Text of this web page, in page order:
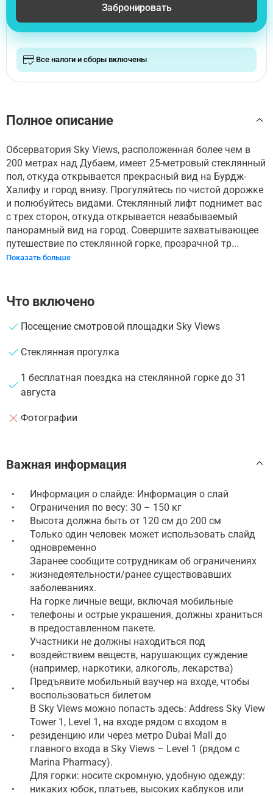
Забронировать
Все налоги и сборы включены
Полное описание
Обсерватория Sky Views, расположенная более чем в
200 метрах над Дубаем, имеет 25-метровый стеклянный
пол, откуда открывается прекрасный вид на Бурдж-
Халифу и город внизу. Прогуляйтесь по чистой дорожке
и полюбуйтесь видами. Стеклянный лифт поднимет вас
с трех сторон, откуда открывается незабываемый
панорамный вид на город. Совершите захватывающее
путешествие по стеклянной горке, прозрачной тр...
Показать больше
Что включено
Посещение смотровой площадки Sky Views
Стеклянная прогулка
1 бесплатная поездка на стеклянной горке до 31
августа
Фотографии
Важная информация
• Информация о слайде: Информация о слай
• Ограничения по весу: 30 – 150 кг
• Высота должна быть от 120 см до 200 см
•
Только один человек может использовать слайд
одновременно
•
Заранее сообщите сотрудникам об ограничениях
жизнедеятельности/ранее существовавших
заболеваниях.
•
На горке личные вещи, включая мобильные
телефоны и острые украшения, должны храниться
в предоставленном пакете.
•
Участники не должны находиться под
воздействием веществ, нарушающих суждение
(например, наркотики, алкоголь, лекарства)
•
Предъявите мобильный ваучер на входе, чтобы
воспользоваться билетом
•
В Sky Views можно попасть здесь: Address Sky View
Tower 1, Level 1, на входе рядом с входом в
резиденцию или через метро Dubai Mall до
главного входа в Sky Views – Level 1 (рядом с
Marina Pharmacy).
•
Для горки: носите скромную, удобную одежду:
никаких юбок, платьев, высоких каблуков или